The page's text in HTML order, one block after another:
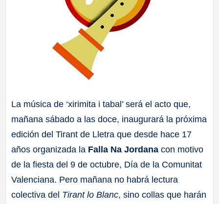
La música de ‘xirimita i tabal’ será el acto que,
mañana sábado a las doce, inaugurará la próxima
edición del Tirant de Lletra que desde hace 17
años organizada la Falla Na Jordana con motivo
de la fiesta del 9 de octubre, Día de la Comunitat
Valenciana. Pero mañana no habrá lectura
colectiva del Tirant lo Blanc, sino collas que harán